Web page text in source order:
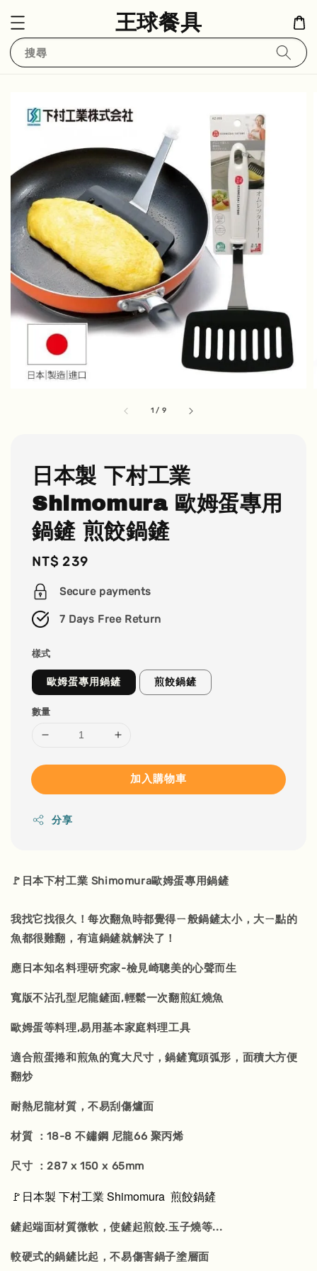
王球餐具
搜尋
1 / 9
日本製 下村工業
Shimomura 歐姆蛋專用
鍋鏟 煎餃鍋鏟
Regular
price
NT$ 239
Secure payments
7 Days Free Return
樣式
歐姆蛋專用鍋鏟 煎餃鍋鏟
數量
加入購物車
分享
🚩日本下村工業 Shimomura歐姆蛋專用鍋鏟
我找它找很久！每次翻魚時都覺得ㄧ般鍋鏟太小，大ㄧ點的
魚都很難翻，有這鍋鏟就解決了！
應日本知名料理研究家-檢見崎聰美的心聲而生
寬版不沾孔型尼龍鏟面,輕鬆一次翻煎紅燒魚
歐姆蛋等料理,易用基本家庭料理工具
適合煎蛋捲和煎魚的寬大尺寸，鍋鏟寬頭弧形，面積大方便
翻炒
耐熱尼龍材質，不易刮傷爐面
材質 ：18-8 不鏽鋼 尼龍66 聚丙烯
尺寸 ：287 x 150 x 65mm
🚩日本製 下村工業 Shimomura 煎餃鍋鏟
鏟起端面材質微軟，使鏟起煎餃.玉子燒等...
較硬式的鍋鏟比起，不易傷害鍋子塗層面